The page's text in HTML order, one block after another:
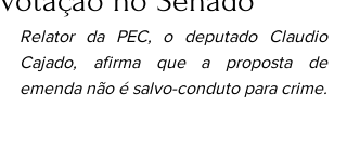
Relator da PEC, o deputado Claudio
Cajado, afirma que a proposta de
emenda não é salvo-conduto para crime.